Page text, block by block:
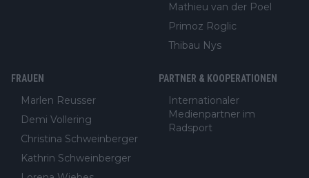
Mathieu van der Poel
Primoz Roglic
Thibau Nys
FRAUEN
Marlen Reusser
Demi Vollering
Christina Schweinberger
Kathrin Schweinberger
PARTNER & KOOPERATIONEN
Internationaler
Medienpartner im
Radsport